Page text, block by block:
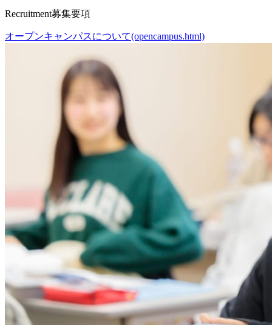
Recruitment募集要項
オープンキャンパスについて(opencampus.html)